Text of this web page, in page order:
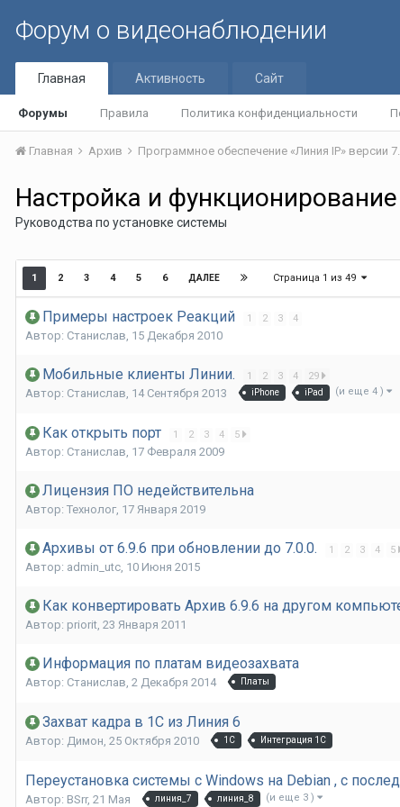
Форум о видеонаблюдении
Главная
Форумы Правила Политика конфиденциальности
Активность Сайт
Главная Архив Программное обеспечение «Линия IP» версии
Настройка и
Руководства по установке системы
1 2 3 4 5 6 ДАЛЕЕ Страница 1 из 49
Примеры настроек Реакций 1 2 3 4
Автор: Станислав, 15 Декабря 2010
Мобильные клиенты Линии. 1 2 3 4 29
Автор: Станислав, 14 Сентября 2013 iPhone iPad (и еще 4 )
Как открыть порт 1 2 3 4 5
Автор: Станислав, 17 Февраля 2009
Лицензия ПО недействительна
Автор: Технолог, 17 Января 2019
Архивы от 6.9.6 при обновлении до 7.0.0. 1 2 3 4 5
Автор: admin_utc, 10 Июня 2015
Как конвертировать Архив 6.9.6 на другом
Автор: priorit, 23 Января 2011
Информация по платам видеозахвата
Автор: Станислав, 2 Декабря 2014 Платы
Захват кадра в 1С из Линия 6
Автор: Димон, 25 Октября 2010 1С Интеграция 1С
Переустановка системы с Windows на Debian , с
Автор: BSrr, 21 Мая линия_7 линия_8 (и еще 3 )